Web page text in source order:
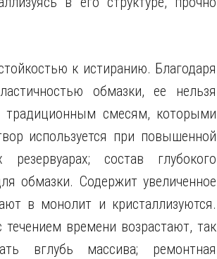
к истиранию. Благодаря
обмазки, ее нельзя
традиционным смесям, которыми
используется при повышенной
состав глубокого
обмазки. Содержит увеличенное
в монолит и кристаллизуются.
времени возрастают, так
вглубь массива; ремонтная